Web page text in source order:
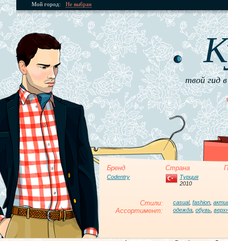
Мой город: Не выбран
твой гид
Бренд Страна
Codentry
Турция
2010
Стили: casual, fashion
Ассортимент: одежда обувь